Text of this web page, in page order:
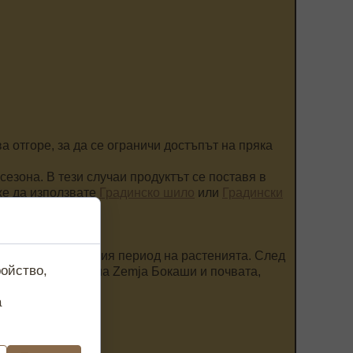
за да се ограничи достъпът на пряка
В тези случаи продуктът се поставя в
да използвате Градинско шило или Градински
вегетативния период на растенията. След
на Zemja Бокаши и почвата,